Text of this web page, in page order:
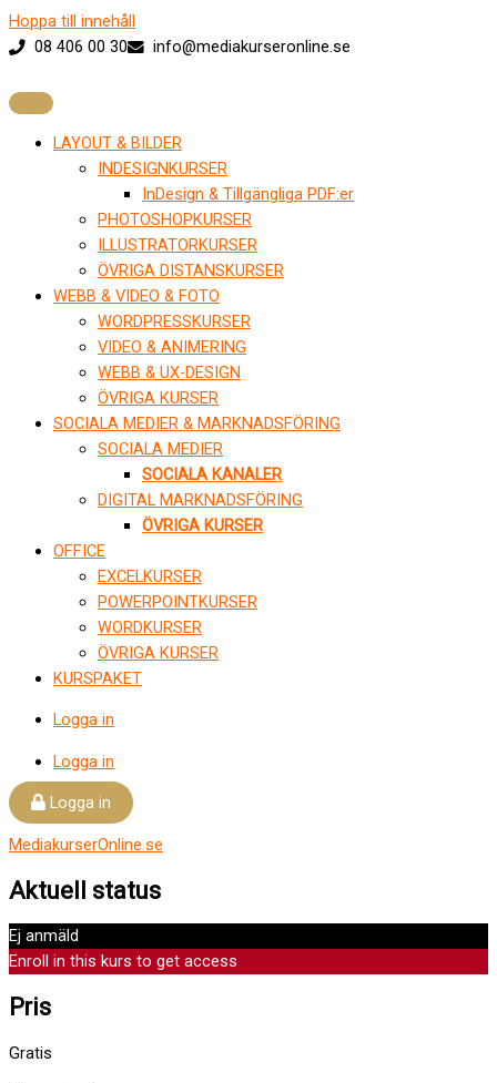
Hoppa till innehåll
08 406 00 30
info@mediakurseronline.se
LAYOUT & BILDER
INDESIGNKURSER
InDesign & Tillgängliga PDF:er
PHOTOSHOPKURSER
ILLUSTRATORKURSER
ÖVRIGA DISTANSKURSER
WEBB & VIDEO & FOTO
WORDPRESSKURSER
VIDEO & ANIMERING
WEBB & UX-DESIGN
ÖVRIGA KURSER
SOCIALA MEDIER & MARKNADSFÖRING
SOCIALA MEDIER
SOCIALA KANALER
DIGITAL MARKNADSFÖRING
ÖVRIGA KURSER
OFFICE
EXCELKURSER
POWERPOINTKURSER
WORDKURSER
ÖVRIGA KURSER
KURSPAKET
Logga in
Logga in
Logga in
MediakurserOnline.se
Aktuell status
Ej anmäld
Enroll in this kurs to get access
Pris
Gratis